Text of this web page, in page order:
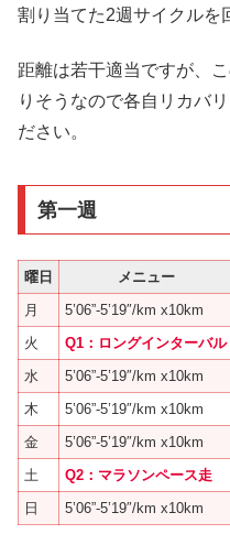
割り当てた2週サイクルを
距離は若干適当ですが、
りそうなので各自リカバ
ださい。
第一週
曜日
メニュー
月
5’06”-5’19″/km x10km
火
Q1：ロングインターバル
水
5’06”-5’19″/km x10km
木
5’06”-5’19″/km x10km
金
5’06”-5’19″/km x10km
土
Q2：マラソンペース走
日
5’06”-5’19″/km x10km